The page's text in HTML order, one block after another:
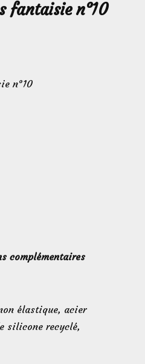
fantaisie n°10
n°10
complémentaires
élastique, acier
silicone recyclé,